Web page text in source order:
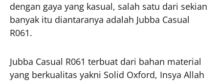
dengan gaya yang kasual, salah satu dari sekian
banyak itu diantaranya adalah Jubba Casual
R061.
Jubba Casual R061 terbuat dari bahan material
yang berkualitas yakni Solid Oxford, Insya Allah